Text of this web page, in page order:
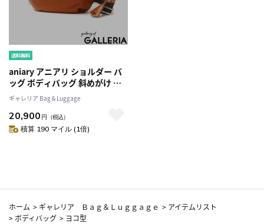
aniary アニアリ ショルダー バ
ッグ ボディバッグ 斜めがけ 本
革 小さめ アンティークレザー
AntiqueLeatherショルダーバ
ッグ メンズ レディース 01-
07003
ギャレリア Bag＆Luggage
20,900 円 （税込）
積算 190 マイル (1倍)
ホーム > ギャレリア Ｂａｇ＆Ｌｕｇｇａｇｅ > アイテムリスト
> ボディバッグ > ヨコ型